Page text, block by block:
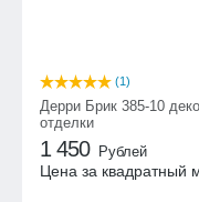
(1)
Дерри Брик 385-10
отделки
1 450 Рублей
Цена за квадратный